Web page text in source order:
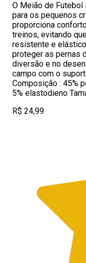
O Meião de Futebol
para os pequenos
proporciona
treinos, evitando
resistente e
proteger as pernas
diversão e no
campo com o
Composição : 45%
5% elastodieno
R$ 24,99